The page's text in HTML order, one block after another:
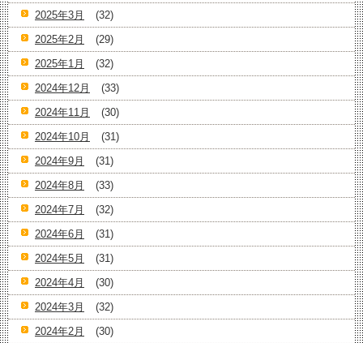
2025年3月
(32)
2025年2月
(29)
2025年1月
(32)
2024年12月
(33)
2024年11月
(30)
2024年10月
(31)
2024年9月
(31)
2024年8月
(33)
2024年7月
(32)
2024年6月
(31)
2024年5月
(31)
2024年4月
(30)
2024年3月
(32)
2024年2月
(30)